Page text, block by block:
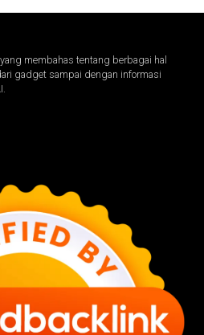
membahas tentang berbagai hal
gadget sampai dengan informasi